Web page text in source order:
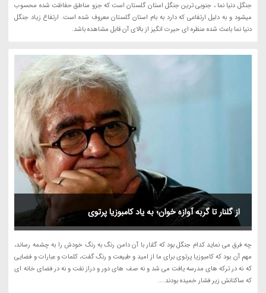
جنگل دنیا نما ، جنوبی ترین جنگل استان گلستان است که جزو مناطق حفاظت شده محسوب
میشود و به دلیل ارتفاعی که دارد به بام استان گلستان معروف شده است. ارتفاع زیاد جنگل
دنیا نما باعث شده منظره ای حیرت انگیز از بالای آن قابل مشاهده باشد.
از گلنار تا گربه آوازه خوان؛ به یاد کامبوزیا پرتوی
چه فرق می نماید کدام جنگل بود که گلنار با آن دامن رنگ به رنگ خودش را به چشمه رساند،
مهم آن بود که کامبوزیا پرتوی برای ما از امید و طبیعت و رنگ گفت، کلمات و عبارات و فضایی
که نه در ترکه های مدرسه یافت می شد و نه صف های دور و دراز نفت و نه در فضای خانه ای
که ساکنانش زیر فشار خمیده بودند....